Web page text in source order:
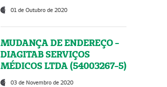
01 de Outubro de 2020
MUDANÇA DE ENDEREÇO -
DIAGITAB SERVIÇOS
MÉDICOS LTDA (54003267-5)
03 de Novembro de 2020